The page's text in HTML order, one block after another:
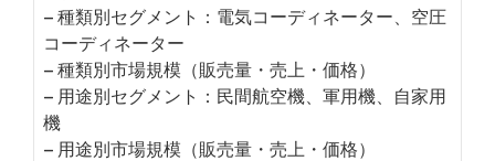
– 種類別セグメント：電気コーディネーター、空圧
コーディネーター
– 種類別市場規模（販売量・売上・価格）
– 用途別セグメント：民間航空機、軍用機、自家用
機
– 用途別市場規模（販売量・売上・価格）